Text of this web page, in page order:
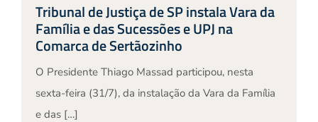
Tribunal de Justiça de SP instala Vara da
Família e das Sucessões e UPJ na
Comarca de Sertãozinho
O Presidente Thiago Massad participou, nesta
sexta-feira (31/7), da instalação da Vara da Família
e das […]